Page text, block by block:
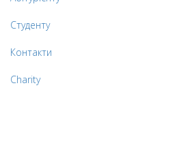
Студенту
Контакти
Charity